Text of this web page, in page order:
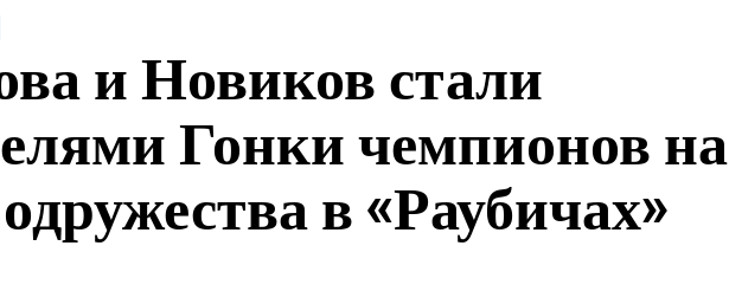
и Новиков стали
Гонки чемпионов на
в «Раубичах»